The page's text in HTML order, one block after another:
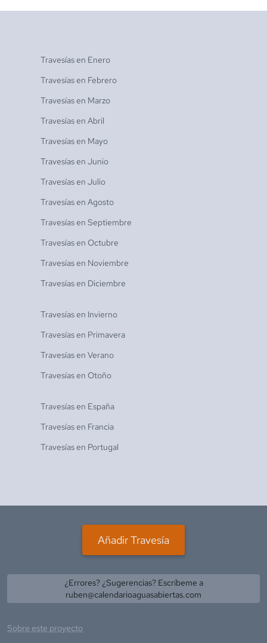
Travesías en Enero
Travesías en Febrero
Travesías en Marzo
Travesías en Abril
Travesías en Mayo
Travesías en Junio
Travesías en Julio
Travesías en Agosto
Travesías en Septiembre
Travesías en Octubre
Travesías en Noviembre
Travesías en Diciembre
Travesías en Invierno
Travesías en Primavera
Travesías en Verano
Travesías en Otoño
Travesías en España
Travesías en Francia
Travesías en Portugal
Añadir Travesía
¿Errores? ¿Sugerencias? Escríbeme a
ruben@calendarioaguasabiertas.com
Sobre este proyecto